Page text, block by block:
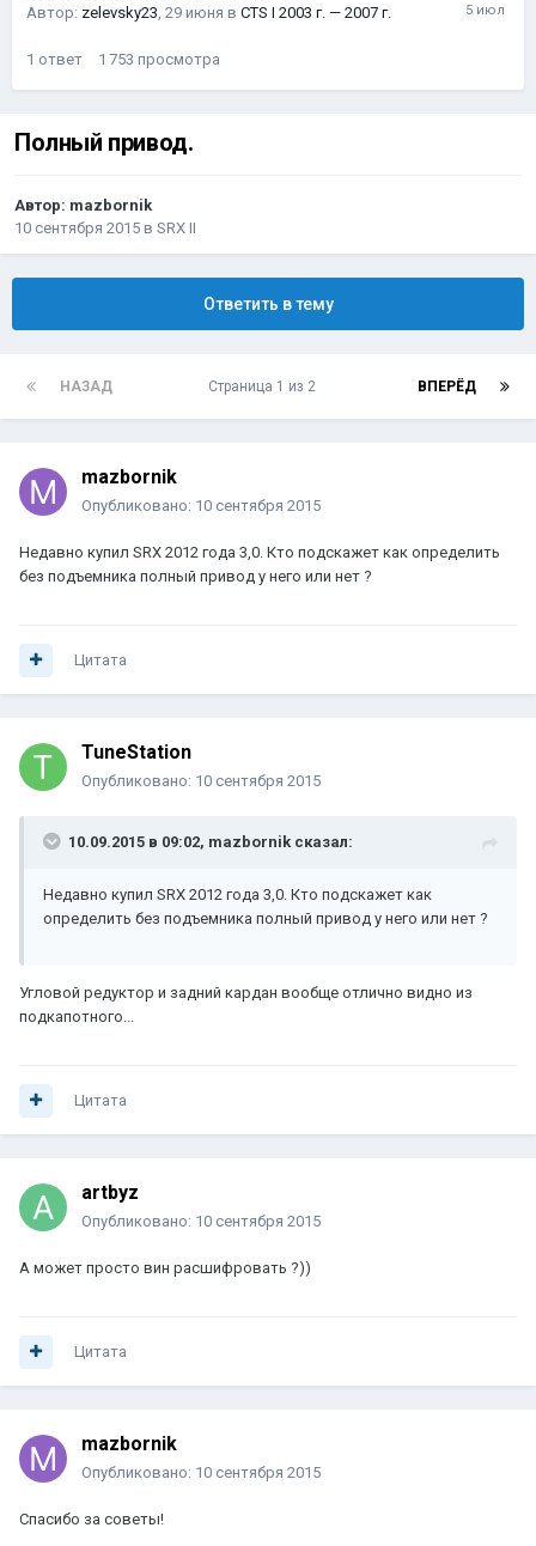
Автор: zelevsky23, 29 июня в CTS I 2003 г. — 2007 г.
1 ответ 1 753 просмотра
Полный привод.
Автор: mazbornik
10 сентября 2015 в SRX II
Ответить в тему
НАЗАД ВПЕРЁД
Страница 1 из 2
mazbornik
Опубликовано: 10 сентября 2015
Недавно купил SRX 2012 года 3,0. Кто подскажет как определить
без подъемника полный привод у него или нет ?
Цитата
TuneStation
Опубликовано: 10 сентября 2015
10.09.2015 в 09:02, mazbornik сказал:
Недавно купил SRX 2012 года 3,0. Кто подскажет как
определить без подъемника полный привод у него или нет ?
Угловой редуктор и задний кардан вообще отлично видно из
подкапотного...
Цитата
artbyz
Опубликовано: 10 сентября 2015
А может просто вин расшифровать ?))
Цитата
mazbornik
Опубликовано: 10 сентября 2015
Спасибо за советы!